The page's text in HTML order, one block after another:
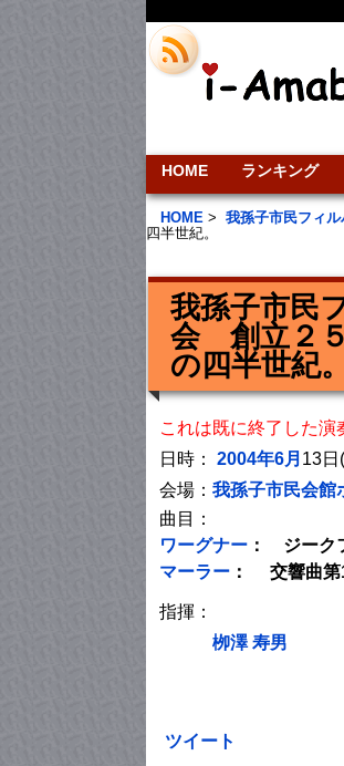
HOME ランキング
HOME > 我孫子市民フィ
四半世紀。
我孫子市民
会 創立２
の四半世紀。
これは既に終了した演
日時： 2004年6月 13日
会場： 我孫子市民会館
曲目：
ワーグナー ： ジーク
マーラー ： 交響曲
指揮：
栁澤 寿男
ツイート